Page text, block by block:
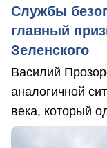
Службы
главный
Зеленского
Василий
аналогичной
века, который